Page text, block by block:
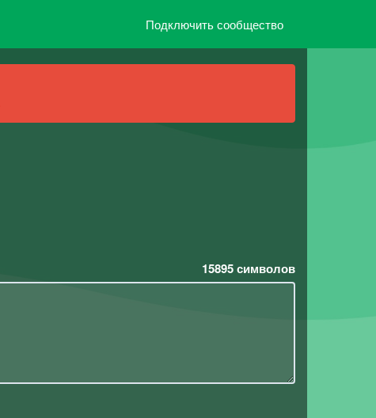
Подключить сообщество
15895символов